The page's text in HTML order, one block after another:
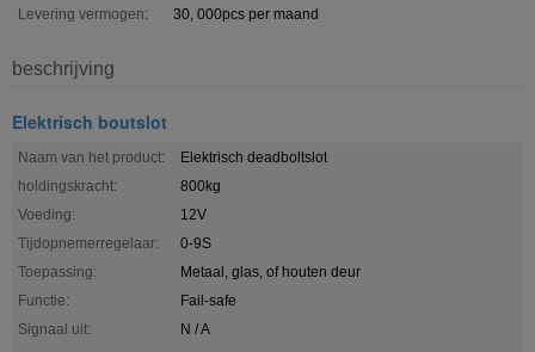
Levering vermogen:
30, 000pcs per maand
beschrijving
Elektrisch boutslot
Naam van het product:
Elektrisch deadboltslot
holdingskracht:
800kg
Voeding:
12V
Tijdopnemerregelaar:
0-9S
Toepassing:
Metaal, glas, of houten deur
Functie:
Fail-safe
Signaal uit:
N / A